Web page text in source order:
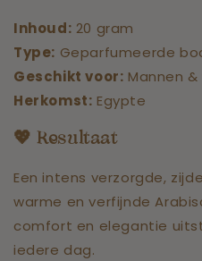
Inhoud: 20 gram
Type: Geparfumeerde
Geschikt voor: Mannen
Herkomst: Egypte
💖 Resultaat
Een intens verzorgde,
warme en verfijnde
comfort en elegantie
iedere dag.